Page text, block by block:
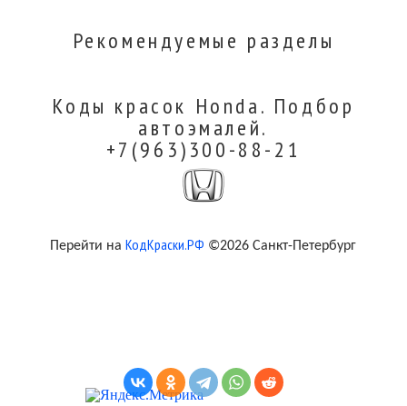
Рекомендуемые разделы
Коды красок Honda. Подбор
автоэмалей.
+7(963)300-88-21
Перейти на КодКраски.РФ ©2026 Санкт-Петербург